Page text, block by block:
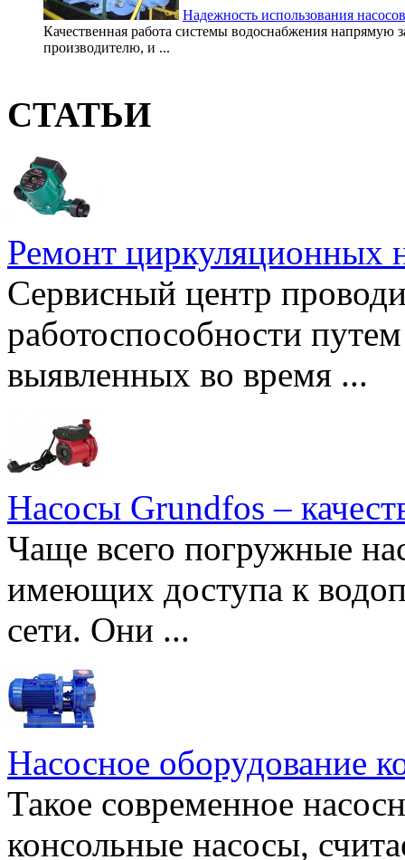
Надежность использования
Качественная работа системы водоснабжения напрямую
производителю, и ...
СТАТЬИ
Ремонт циркуляционных
Сервисный центр
работоспособности
выявленных во время ...
Насосы Grundfos –
Чаще всего погружные
имеющих доступа к
сети. Они ...
Насосное оборудование
Такое современное
консольные насосы,